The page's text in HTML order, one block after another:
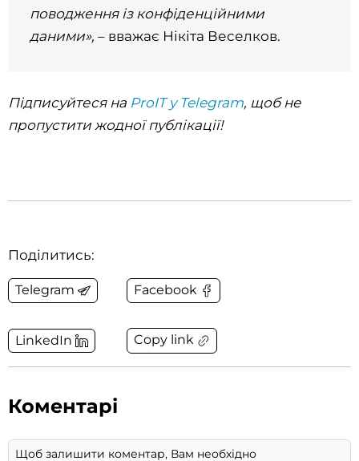
поводження із конфіденційними
даними», – вважає Нікіта Веселков.
Підписуйтеся на ProIT у Telegram, щоб не
пропустити жодної публікації!
Поділитись:
Telegram Facebook
LinkedIn Copy link
Коментарі